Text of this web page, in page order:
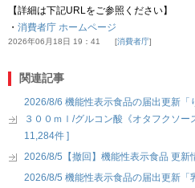
【詳細は下記URLをご参照ください】
・ 消費者庁 ホームページ
2026年06月18日 19：41 消費者庁
関連記事
2026/8/6 機能性表示食品の届出更新「
３００ｍｌ/グルコン酸《オタフクソ
11,284件 ]
2026/8/5【撤回】機能性表示食品 更新
2026/8/5 機能性表示食品の届出更新「